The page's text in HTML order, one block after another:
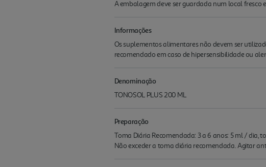
A embalagem deve ser guardada num local
Informações
Os suplementos alimentares não devem ser
recomendado em caso de hipersensibilidade ou
Denominação
TONOSOL PLUS 200 ML
Preparação
Toma Diária Recomendada: 3 a 6 anos: 5 ml / dia,
Não exceder a toma diária recomendada. Agitar